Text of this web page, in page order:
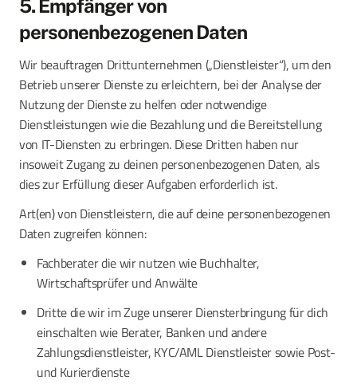
5. Empfänger von
personenbezogenen Daten
Wir beauftragen Drittunternehmen („Dienstleister“), um den
Betrieb unserer Dienste zu erleichtern, bei der Analyse der
Nutzung der Dienste zu helfen oder notwendige
Dienstleistungen wie die Bezahlung und die Bereitstellung
von IT-Diensten zu erbringen. Diese Dritten haben nur
insoweit Zugang zu deinen personenbezogenen Daten, als
dies zur Erfüllung dieser Aufgaben erforderlich ist.
Art(en) von Dienstleistern, die auf deine personenbezogenen
Daten zugreifen können:
Fachberater die wir nutzen wie Buchhalter,
Wirtschaftsprüfer und Anwälte
Dritte die wir im Zuge unserer Diensterbringung für dich
einschalten wie Berater, Banken und andere
Zahlungsdienstleister, KYC/AML Dienstleister sowie Post-
und Kurierdienste